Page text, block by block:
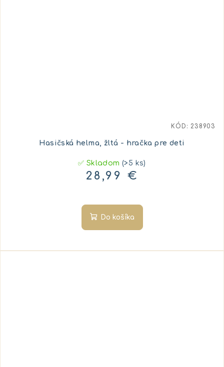
Hasičská helma, žltá - hračka pre deti
✅ Skladom(>5 ks)
28,99 €
Do košíka
KÓD: 238903